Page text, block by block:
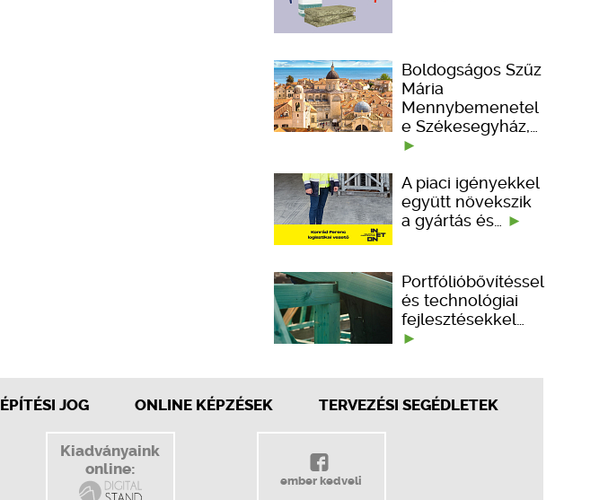
Boldogságos Szűz
Mária
Mennybemenetel
e Székesegyház,…
A piaci igényekkel
együtt növekszik
a gyártás és…
Portfólióbővítéssel
és technológiai
fejlesztésekkel…
ÉPÍTÉSI JOG ONLINE KÉPZÉSEK TERVEZÉSI SEGÉDLETEK
Kiadványaink
online:
ember kedveli